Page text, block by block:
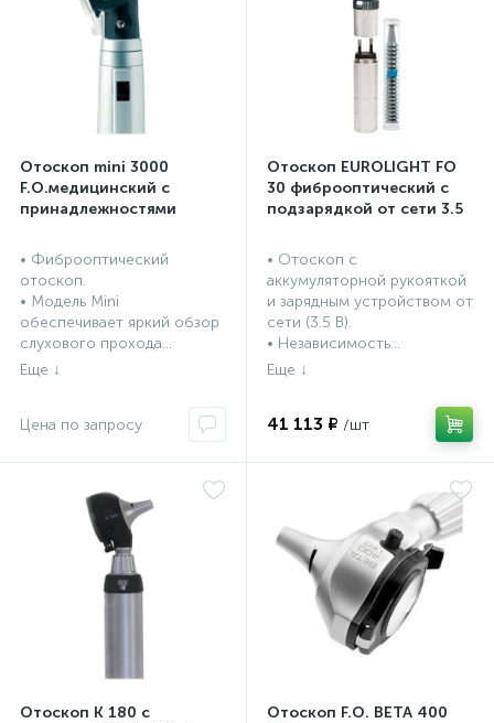
Отоскоп mini 3000
F.O.медицинский c
принадлежностями
• Фиброоптический
отоскоп.
• Модель Mini
обеспечивает яркий обзор
слухового прохода...
Отоскоп EUROLIGHT FO
30 фиброоптический с
подзарядкой от сети 3.5
• Отоскоп с
аккумуляторной рукояткой
и зарядным устройством от
сети (3.5 В).
• Независимость...
41 113 ₽
Отоскоп K 180 с
Отоскоп F.O. BETA 400